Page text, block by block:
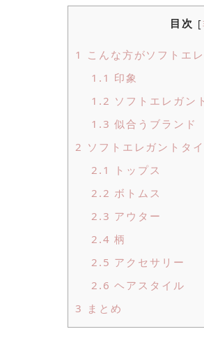
目次 [
1
こんな方がソフトエ
1.1 印象
1.2 ソフトエレガン
1.3 似合うブランド
2 ソフトエレガントタ
2.1
トップス
2.2 ボトムス
2.3 アウター
2.4 柄
2.5 アクセサリー
2.6 ヘアスタイル
3 まとめ